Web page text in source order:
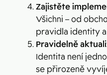
Zajistěte
Všichni – od
pravidla identity
Pravidelně
Identita není
se přirozeně